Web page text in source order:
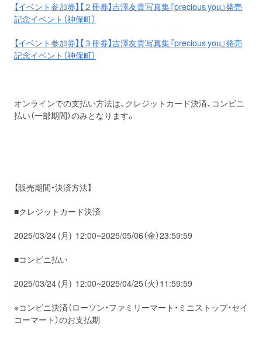
【イベント参加券】【２冊券】吉澤友貴写真集『precious you』発売
記念イベント（神保町）
【イベント参加券】【３冊券】吉澤友貴写真集『precious you』発売
記念イベント（神保町）
オンラインでの支払い方法は、クレジットカード決済、コンビニ
払い（一部期間）のみとなります。
【販売期間・決済方法】
■クレジットカード決済
2025/03/24 (月) 12:00~2025/05/06（金）23:59:59
■コンビニ払い
2025/03/24 (月) 12:00~2025/04/25（火）11:59:59
※コンビニ決済（ローソン・ファミリーマート・ミニストップ・セイ
コーマート）のお支払期